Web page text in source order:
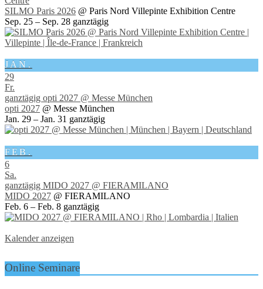
SILMO Paris 2026 @ Paris Nord Villepinte Exhibition Centre
Sep. 25 – Sep. 28 ganztägig
JAN.
29
Fr.
ganztägig opti 2027 @ Messe München
opti 2027 @ Messe München
Jan. 29 – Jan. 31 ganztägig
FEB.
6
Sa.
ganztägig MIDO 2027 @ FIERAMILANO
MIDO 2027 @ FIERAMILANO
Feb. 6 – Feb. 8 ganztägig
Kalender anzeigen
Online Seminare